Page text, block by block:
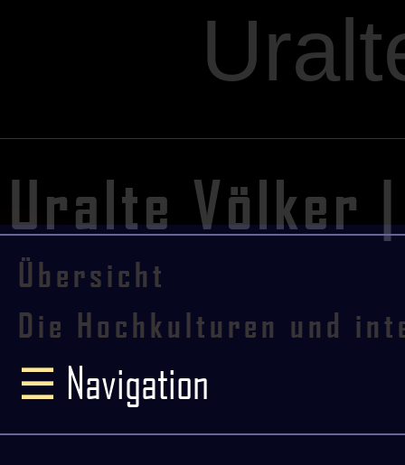
Uralte Völker |
Übersicht
Die Hochkulturen und
☰ Navigation